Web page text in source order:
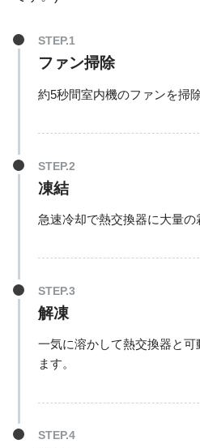
ファン掃除
約5秒間室内機のファンを掃
凍結
急速冷却で熱交換器に大量の
解凍
一気に溶かして熱交換器と
ます。